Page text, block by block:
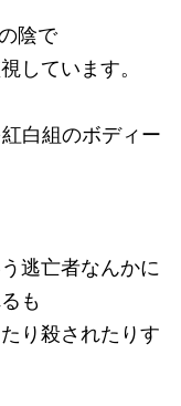
陰で
しています。
白組のボディー
逃亡者なんかに
も
り殺されたりす